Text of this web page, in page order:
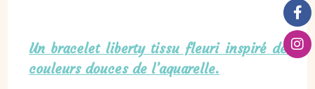
Un bracelet liberty tissu fleuri inspiré des
couleurs douces de l’aquarelle.